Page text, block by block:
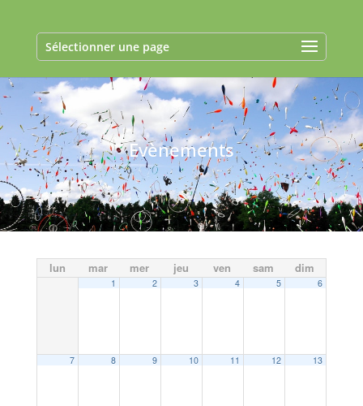
Sélectionner une page
Evènements
lun mar mer jeu ven sam dim
1 2 3 4 5 6
7 8 9 10 11 12 13